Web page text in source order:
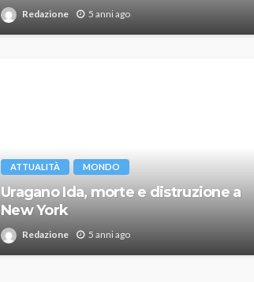
Redazione 5 anni ago
ATTUALITÀ MONDO
Uragano Ida, morte e distruzione a
New York
Redazione 5 anni ago